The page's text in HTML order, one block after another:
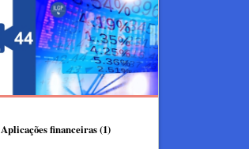
Aplicações financeiras (1)